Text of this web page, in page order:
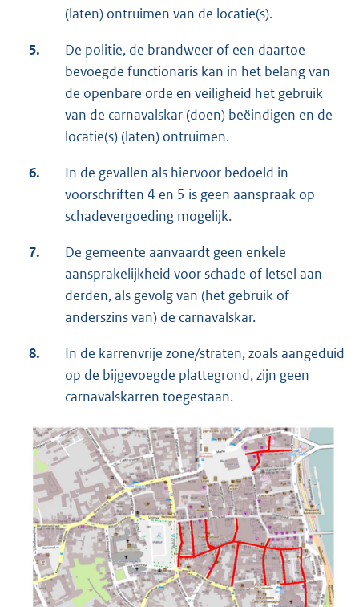
(laten) ontruimen van de locatie(s).
5.
De politie, de brandweer of een daartoe
bevoegde functionaris kan in het belang van
de openbare orde en veiligheid het gebruik
van de carnavalskar (doen) beëindigen en de
locatie(s) (laten) ontruimen.
6.
In de gevallen als hiervoor bedoeld in
voorschriften 4 en 5 is geen aanspraak op
schadevergoeding mogelijk.
7.
De gemeente aanvaardt geen enkele
aansprakelijkheid voor schade of letsel aan
derden, als gevolg van (het gebruik of
anderszins van) de carnavalskar.
8.
In de karrenvrije zone/straten, zoals aangeduid
op de bijgevoegde plattegrond, zijn geen
carnavalskarren toegestaan.